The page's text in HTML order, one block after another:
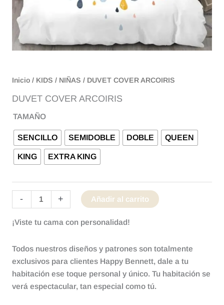
Inicio/ KIDS / NIÑAS / DUVET COVER ARCOIRIS
DUVET COVER ARCOIRIS
TAMAÑO
SENCILLO SEMIDOBLE DOBLE QUEEN
KING EXTRA KING
- + Añadir al carrito
¡Viste tu cama con personalidad!
Todos nuestros diseños y patrones son totalmente
exclusivos para clientes Happy Bennett, dale a tu
habitación ese toque personal y único. Tu habitación se
verá espectacular, tan especial como tú.